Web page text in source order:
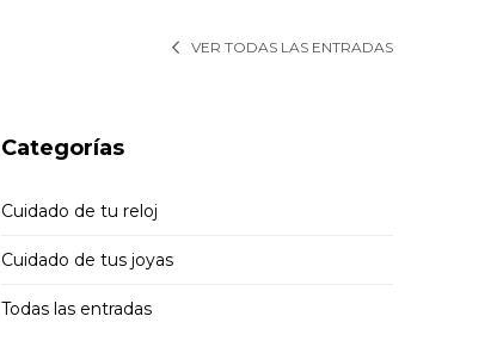
VER TODAS LAS ENTRADAS
Categorías
Cuidado de tu reloj
Cuidado de tus joyas
Todas las entradas